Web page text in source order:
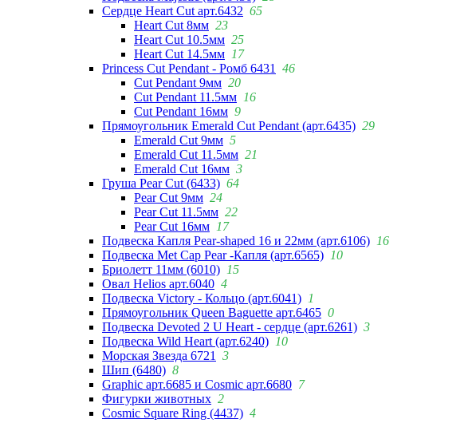
Сердце Heart Cut арт.6432 65
Heart Cut 8мм 23
Heart Cut 10.5мм 25
Heart Cut 14.5мм 17
Princess Cut Pendant - Ромб 6431
46
Cut Pendant 9мм 20
Cut Pendant 11.5мм 16
Cut Pendant 16мм 9
Прямоугольник Emerald Cut Pendant (арт.6435) 29
Emerald Cut 9мм 5
Emerald Cut 11.5мм 21
Emerald Cut 16мм 3
Груша Pear Cut (6433) 64
Pear Cut 9мм 24
Pear Cut 11.5мм 22
Pear Cut 16мм 17
Подвеска Капля Pear-shaped 16 и 22мм (арт.6106) 16
Подвеска Met Cap Pear -Капля (арт.6565) 10
Бриолетт 11мм (6010) 15
Овал Helios арт.6040 4
Подвеска Victory - Кольцо (арт.6041) 1
Прямоугольник Queen Baguette арт.6465 0
Подвеска Devoted 2 U Heart - сердце (арт.6261) 3
Подвеска Wild Heart (арт.6240) 10
Морская Звезда 6721
3
Шип (6480) 8
Graphic арт.6685 и Cosmic арт.6680 7
Фигурки животных 2
Cosmic Square Ring (4437) 4